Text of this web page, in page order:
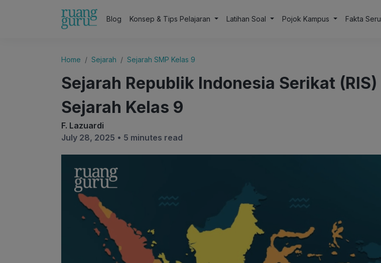
Blog Konsep & Tips Pelajaran Latihan Soal Pojok Kampus Fakta Seru
Home Sejarah Sejarah SMP Kelas 9
Sejarah Republik Indonesia Serikat (RIS) |
Sejarah Kelas 9
F. Lazuardi
July 28, 2025 • 5 minutes read